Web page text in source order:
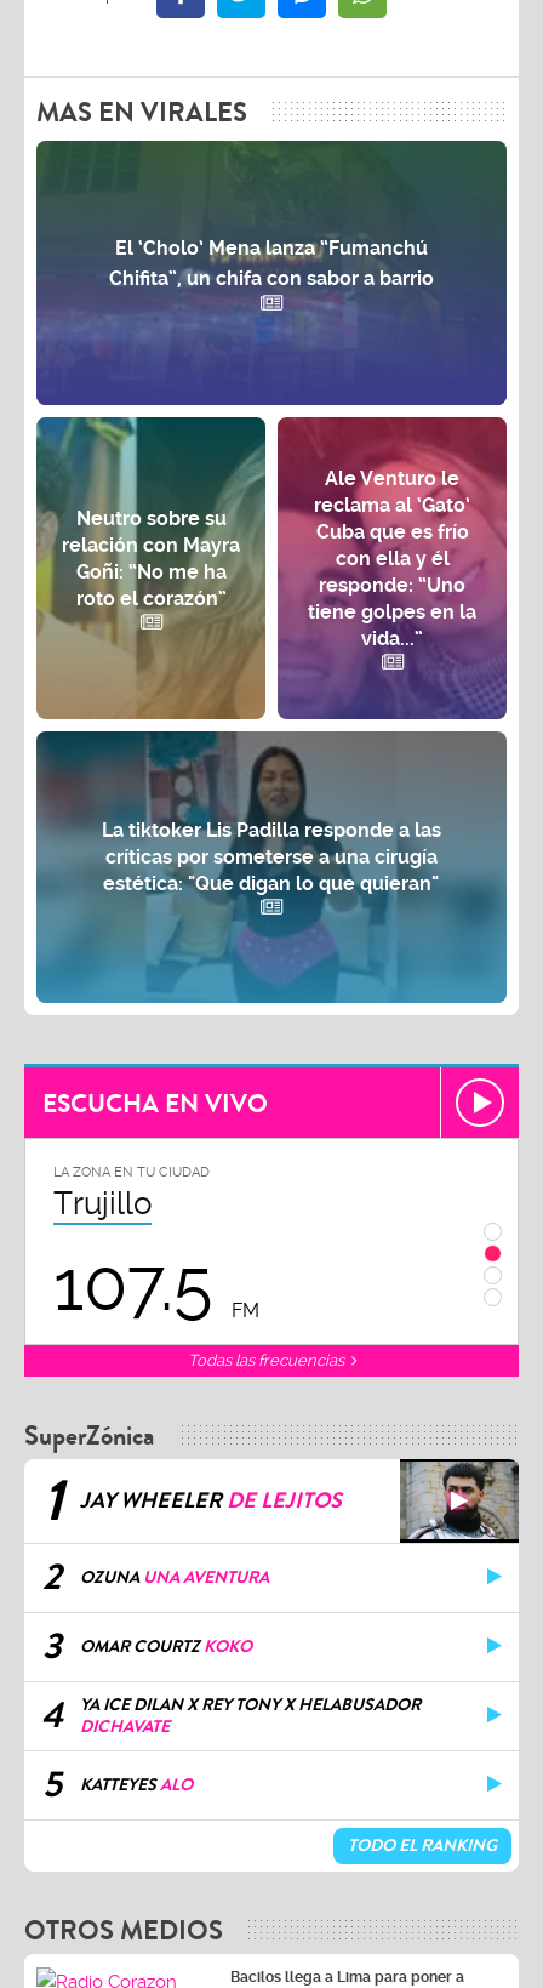
MAS EN VIRALES
El ‘Cholo’ Mena lanza “Fumanchú
Chifita”, un chifa con sabor a barrio
Neutro sobre su
relación con Mayra
Goñi: “No me ha
roto el corazón”
Ale Venturo le
reclama al ‘Gato’
Cuba que es frío
con ella y él
responde: “Uno
tiene golpes en la
vida...”
La tiktoker Lis Padilla responde a las
críticas por someterse a una cirugía
estética: "Que digan lo que quieran"
ESCUCHA EN VIVO
LA ZONA EN TU CIUDAD
Trujillo
107.5 FM
Todas las frecuencias
SuperZónica
1 JAY WHEELERDE LEJITOS
2 OZUNA UNA AVENTURA
3 OMAR COURTZKOKO
4
YA ICE DILAN X REY TONY X HELABUSADOR
DICHAVATE
5 KATTEYESALO
TODO EL RANKING
OTROS MEDIOS
Bacilos llega a Lima para poner a